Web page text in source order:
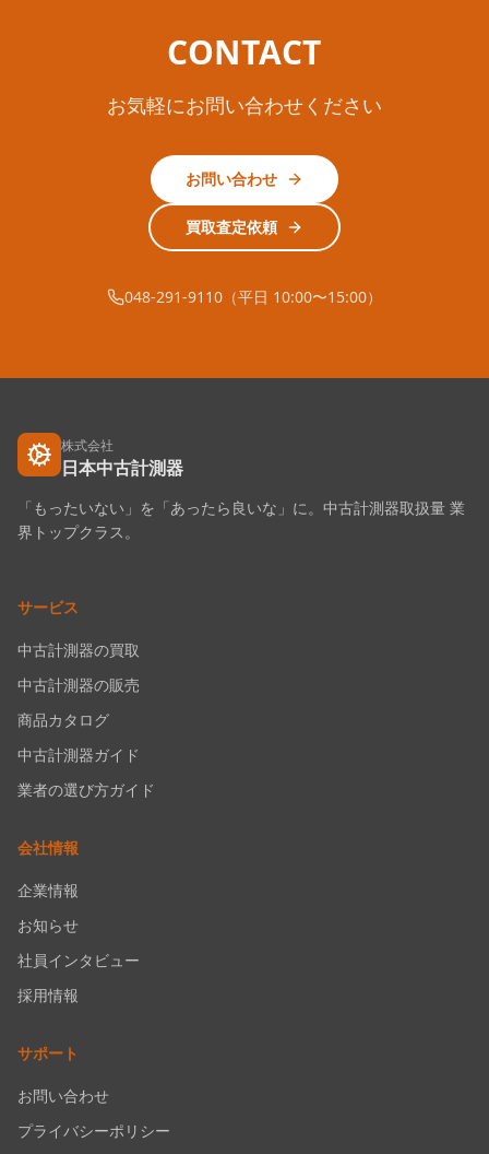
CONTACT
お気軽にお問い合わせください
お問い合わせ
買取査定依頼
048-291-9110（平日 10:00〜15:00）
株式会社
日本中古計測器
「もったいない」を「あったら良いな」に。中古計測器取扱量 業
界トップクラス。
サービス
中古計測器の買取
中古計測器の販売
商品カタログ
中古計測器ガイド
業者の選び方ガイド
会社情報
企業情報
お知らせ
社員インタビュー
採用情報
サポート
お問い合わせ
プライバシーポリシー